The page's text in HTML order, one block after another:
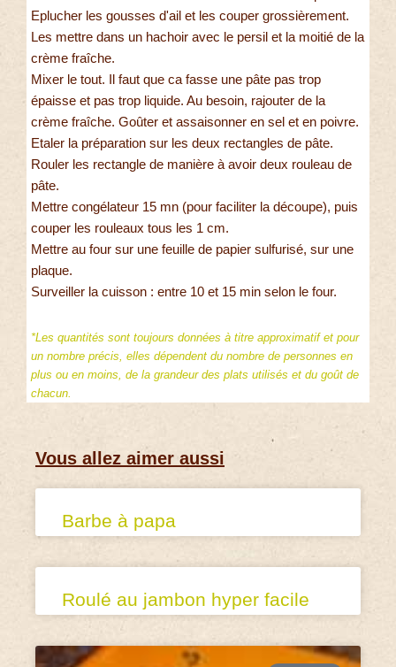
Eplucher les gousses d'ail et les couper grossièrement.
Les mettre dans un hachoir avec le persil et la moitié de la
crème fraîche.
Mixer le tout. Il faut que ca fasse une pâte pas trop
épaisse et pas trop liquide. Au besoin, rajouter de la
crème fraîche. Goûter et assaisonner en sel et en poivre.
Etaler la préparation sur les deux rectangles de pâte.
Rouler les rectangle de manière à avoir deux rouleau de
pâte.
Mettre congélateur 15 mn (pour faciliter la découpe), puis
couper les rouleaux tous les 1 cm.
Mettre au four sur une feuille de papier sulfurisé, sur une
plaque.
Surveiller la cuisson : entre 10 et 15 min selon le four.
*Les quantités sont toujours données à titre approximatif et pour
un nombre précis, elles dépendent du nombre de personnes en
plus ou en moins, de la grandeur des plats utilisés et du goût de
chacun.
Vous allez aimer aussi
Barbe à papa
Roulé au jambon hyper facile